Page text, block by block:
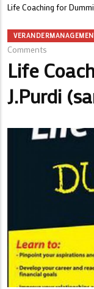
Life Coaching for
Comments
Life
J.Purdi